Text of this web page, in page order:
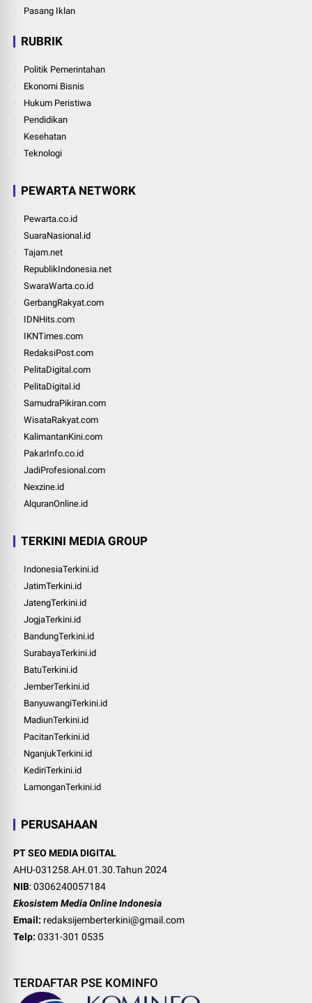
Pasang Iklan
RUBRIK
Politik Pemerintahan
Ekonomi Bisnis
Hukum Peristiwa
Pendidikan
Kesehatan
Teknologi
PEWARTA NETWORK
Pewarta.co.id
SuaraNasional.id
Tajam.net
RepublikIndonesia.net
SwaraWarta.co.id
GerbangRakyat.com
IDNHits.com
IKNTimes.com
RedaksiPost.com
PelitaDigital.com
PelitaDigital.id
SamudraPikiran.com
WisataRakyat.com
KalimantanKini.com
PakarInfo.co.id
JadiProfesional.com
Nexzine.id
AlquranOnline.id
TERKINI MEDIA GROUP
IndonesiaTerkini.id
JatimTerkini.id
JatengTerkini.id
JogjaTerkini.id
BandungTerkini.id
SurabayaTerkini.id
BatuTerkini.id
JemberTerkini.id
BanyuwangiTerkini.id
MadiunTerkini.id
PacitanTerkini.id
NganjukTerkini.id
KediriTerkini.id
LamonganTerkini.id
PERUSAHAAN
PT SEO MEDIA DIGITAL
AHU-031258.AH.01.30.Tahun 2024
NIB: 0306240057184
Ekosistem Media Online Indonesia
Email: redaksijemberterkini@gmail.com
Telp: 0331-301 0535
TERDAFTAR PSE KOMINFO